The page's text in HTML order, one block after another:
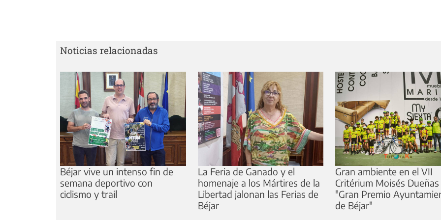
Noticias relacionadas
Béjar vive un intenso fin de
semana deportivo con
ciclismo y trail
La Feria de Ganado y el
homenaje a los Mártires de la
Libertad jalonan las Ferias de
Béjar
Gran ambiente en el VII
Critérium Moisés Dueñas
"Gran Premio
de Béjar"